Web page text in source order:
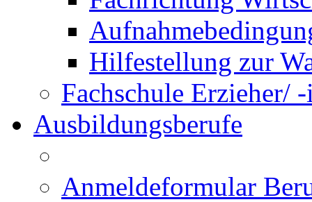
Hilfestellung zur
Fachschule Erzieher/
Ausbildungsberufe
Anmeldeformular